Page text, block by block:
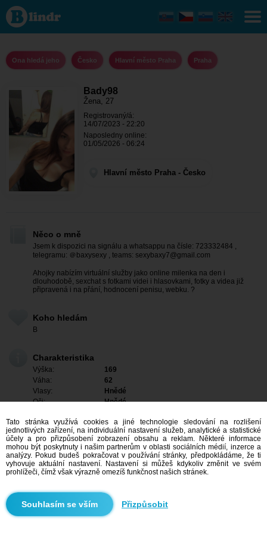
Bady98
- Ona
hledá
jeho
město
Praha -
Praha
Ona hledá jeho Česko Hlavní město Praha Praha
Bady98
Žena, 27
Registrovaný/á:
14/07/2023 - 22:20
Naposledny online:
01/05/2026 - 06:24
Hlavní město Praha - Česko
Něco o mně
Jsem k dispozici na signálu a whatsappu na čísle: 723332484 ,
telegramu: ＠baxysexy , teams: sexybaxy7@gmail.com
Ahojky nabízím virtuální služby jako online milenka na den i
dlouhodobě, sexchat s fotkami videi i hlasovkami, fotky a videa již
připravená i na přání, hodnocení penisu, webku. ?
Koho hledám
B
Charakteristika
Výška:
169
Váha:
62
Vlasy:
Hnědé
Oči:
Hnědé
Mám zájem
Tato stránka využívá cookies a jiné technologie sledování na rozlišení
jednotlivých zařízení, na individuální nastavení služeb, analytické a statistické
účely a pro přizpůsobení zobrazení obsahu a reklam. Některé informace
mohou být poskytnuty i našim partnerům v oblasti sociálních médií, inzerce a
analýzy. Pokud budeš pokračovat v používání stránky, předpokládáme, že ti
vyhovuje aktuální nastavení. Nastavení si můžeš kdykoliv změnit ve svém
prohlížeči, čímž však výrazně omezíš funkčnost našich stránek.
Přizpůsobit